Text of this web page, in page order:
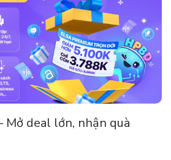
Mở deal lớn, nhận quà